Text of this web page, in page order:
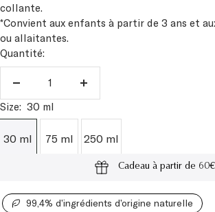
collante.
*Convient aux enfants à partir de 3 ans et
ou allaitantes.
Quantité:
Réduire
la
quantité
Augmenter
la
quantité
Size: 30 ml
30 ml 75 ml 250 ml
Cadeau à partir de 60€
99,4% d’ingrédients d’origine naturelle